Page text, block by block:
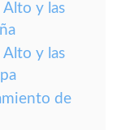
y las
y las
de